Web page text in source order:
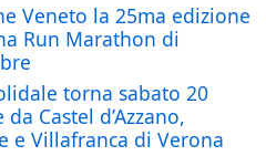
Veneto la 25ma edizione
Run Marathon di
torna sabato 20
Castel d’Azzano,
e Villafranca di Verona